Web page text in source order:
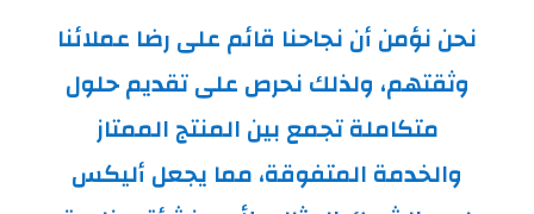
نحن نؤمن أن نجاحنا قائم على رضا عملائنا
وثقتهم، ولذلك نحرص على تقديم حلول
متكاملة تجمع بين المنتج الممتاز
والخدمة المتفوقة، مما يجعل أليكس